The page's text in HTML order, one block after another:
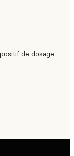
de dosage